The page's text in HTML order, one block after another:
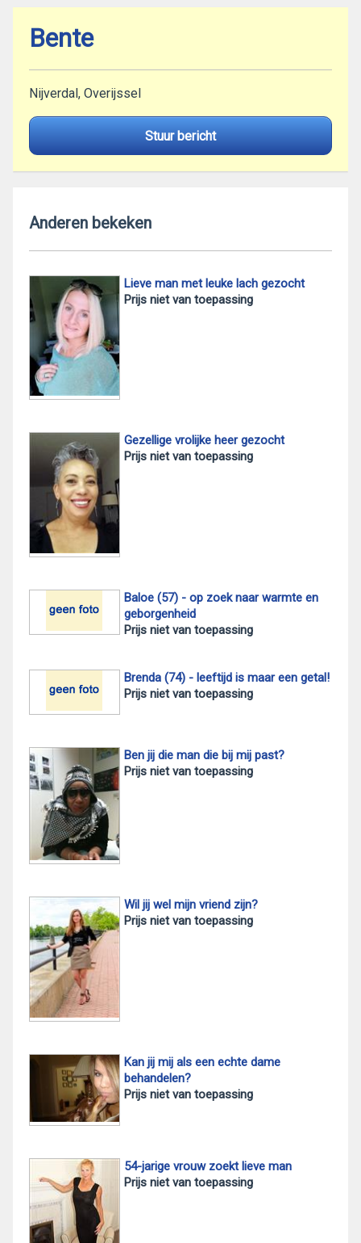
Bente
Nijverdal, Overijssel
Stuur bericht
Anderen bekeken
Lieve man met leuke lach gezocht
Prijs niet van toepassing
Gezellige vrolijke heer gezocht
Prijs niet van toepassing
Baloe (57) - op zoek naar warmte en
geborgenheid
Prijs niet van toepassing
Brenda (74) - leeftijd is maar een getal!
Prijs niet van toepassing
Ben jij die man die bij mij past?
Prijs niet van toepassing
Wil jij wel mijn vriend zijn?
Prijs niet van toepassing
Kan jij mij als een echte dame
behandelen?
Prijs niet van toepassing
54-jarige vrouw zoekt lieve man
Prijs niet van toepassing